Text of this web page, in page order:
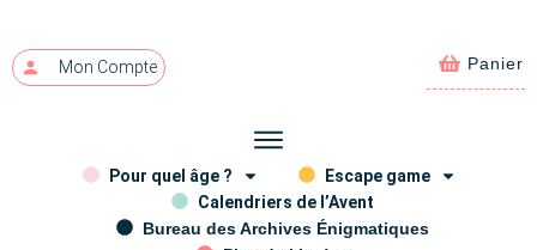
Mon Compte Panier
Pour quel âge ?
Escape game
Calendriers de l’Avent
Bureau des Archives Énigmatiques